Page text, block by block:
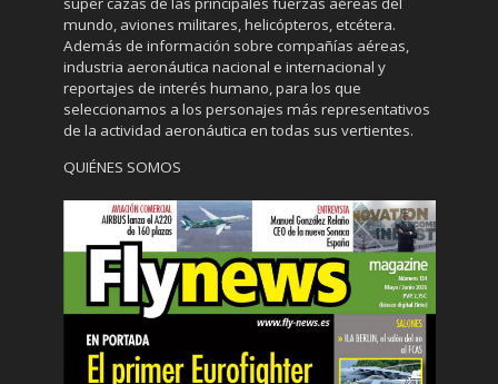
mundo, aviones militares, helicópteros, etcétera.
Además de información sobre compañías aéreas,
industria aeronáutica nacional e internacional y
reportajes de interés humano, para los que
seleccionamos a los personajes más representativos
de la actividad aeronáutica en todas sus vertientes.
QUIÉNES SOMOS